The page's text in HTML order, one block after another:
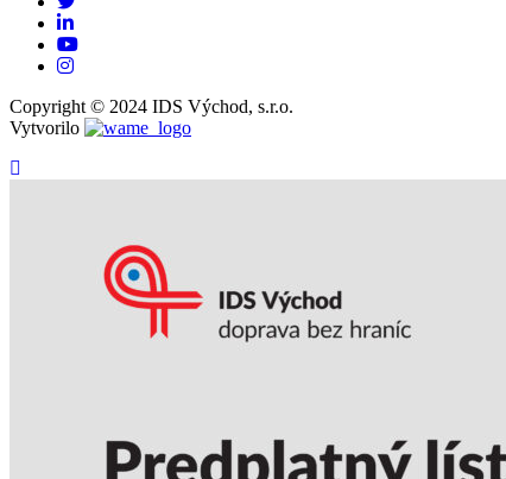
Copyright © 2024 IDS Východ, s.r.o.
Vytvorilo